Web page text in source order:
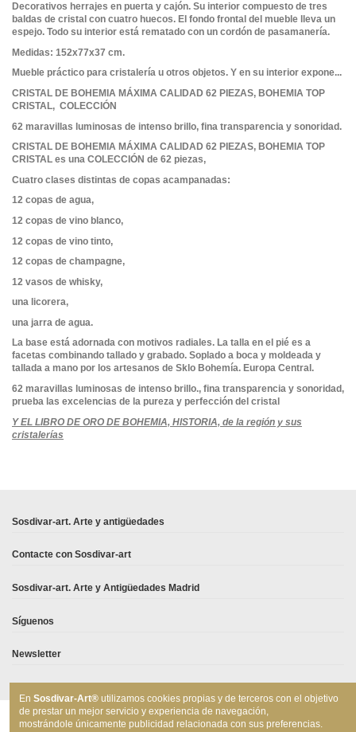
Decorativos herrajes en puerta y cajón. Su interior compuesto de tres
baldas de cristal con cuatro huecos. El fondo frontal del mueble lleva un
espejo. Todo su interior está rematado con un cordón de pasamanería.
Medidas: 152x77x37 cm.
Mueble práctico para cristalería u otros objetos. Y en su interior expone...
CRISTAL DE BOHEMIA MÁXIMA CALIDAD 62 PIEZAS, BOHEMIA TOP
CRISTAL, COLECCIÓN
62 maravillas luminosas de intenso brillo, fina transparencia y sonoridad.
CRISTAL DE BOHEMIA MÁXIMA CALIDAD 62 PIEZAS, BOHEMIA TOP
CRISTAL es una COLECCIÓN de 62 piezas,
Cuatro clases distintas de copas acampanadas:
12 copas de agua,
12 copas de vino blanco,
12 copas de vino tinto,
12 copas de champagne,
12 vasos de whisky,
una licorera,
una jarra de agua.
La base está adornada con motivos radiales. La talla en el pié es a
facetas combinando tallado y grabado. Soplado a boca y moldeada y
tallada a mano por los artesanos de Sklo Bohemía. Europa Central.
62 maravillas luminosas de intenso brillo., fina transparencia y sonoridad,
prueba las excelencias de la pureza y perfección del cristal
Y EL LIBRO DE ORO DE BOHEMIA, HISTORIA, de la región y sus
cristalerías
Sosdivar-art. Arte y antigüedades
Contacte con Sosdivar-art
Sosdivar-art. Arte y Antigüedades Madrid
Síguenos
Newsletter
En Sosdivar-Art® utilizamos cookies propias y de terceros con el objetivo
de prestar un mejor servicio y experiencia de navegación,
mostrándole únicamente publicidad relacionada con sus preferencias.